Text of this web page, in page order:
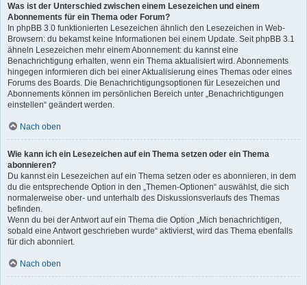
Was ist der Unterschied zwischen einem Lesezeichen und einem
Abonnements für ein Thema oder Forum?
In phpBB 3.0 funktionierten Lesezeichen ähnlich den Lesezeichen in Web-
Browsern: du bekamst keine Informationen bei einem Update. Seit phpBB 3.1
ähneln Lesezeichen mehr einem Abonnement: du kannst eine
Benachrichtigung erhalten, wenn ein Thema aktualisiert wird. Abonnements
hingegen informieren dich bei einer Aktualisierung eines Themas oder eines
Forums des Boards. Die Benachrichtigungsoptionen für Lesezeichen und
Abonnements können im persönlichen Bereich unter „Benachrichtigungen
einstellen“ geändert werden.
Nach oben
Wie kann ich ein Lesezeichen auf ein Thema setzen oder ein Thema
abonnieren?
Du kannst ein Lesezeichen auf ein Thema setzen oder es abonnieren, in dem
du die entsprechende Option in den „Themen-Optionen“ auswählst, die sich
normalerweise ober- und unterhalb des Diskussionsverlaufs des Themas
befinden.
Wenn du bei der Antwort auf ein Thema die Option „Mich benachrichtigen,
sobald eine Antwort geschrieben wurde“ aktivierst, wird das Thema ebenfalls
für dich abonniert.
Nach oben